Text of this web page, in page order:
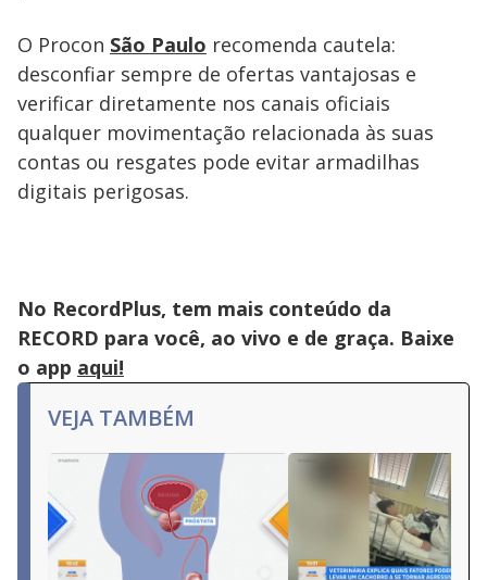
O Procon São Paulo recomenda cautela:
desconfiar sempre de ofertas vantajosas e
verificar diretamente nos canais oficiais
qualquer movimentação relacionada às suas
contas ou resgates pode evitar armadilhas
digitais perigosas.
No RecordPlus, tem mais conteúdo da
RECORD para você, ao vivo e de graça. Baixe
o app aqui!
VEJA TAMBÉM